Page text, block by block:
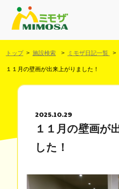
トップ 施設検索 ミモザ日記一覧
１１月の壁画が出来上がりました！
2025.10.29
１１月の壁画が
した！